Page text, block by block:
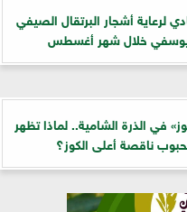
لرعاية أشجار البرتقال الصيفي
خلال شهر أغسطس
في الذرة الشامية.. لماذا تظهر
ناقصة أعلى الكوز؟